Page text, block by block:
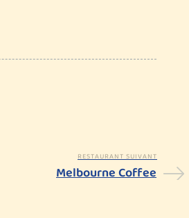
RESTAURANT SUIVANT
Melbourne Coffee